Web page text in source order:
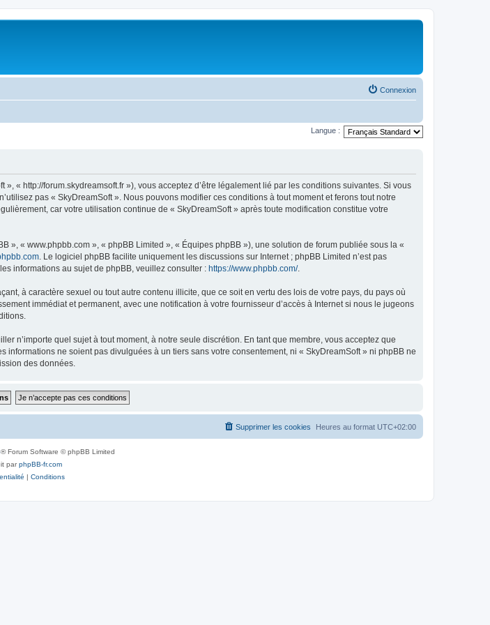
Connexion
Langue :
« http://forum.skydreamsoft.fr »), vous acceptez d’être légalement lié par les conditions suivantes. Si vous
pas « SkyDreamSoft ». Nous pouvons modifier ces conditions à tout moment et ferons tout notre
car votre utilisation continue de « SkyDreamSoft » après toute modification constitue votre
», « www.phpbb.com », « phpBB Limited », « Équipes phpBB »), une solution de forum publiée sous la «
. Le logiciel phpBB facilite uniquement les discussions sur Internet ; phpBB Limited n’est pas
informations au sujet de phpBB, veuillez consulter : https://www.phpbb.com/.
à caractère sexuel ou tout autre contenu illicite, que ce soit en vertu des lois de votre pays, du pays où
immédiat et permanent, avec une notification à votre fournisseur d’accès à Internet si nous le jugeons
n’importe quel sujet à tout moment, à notre seule discrétion. En tant que membre, vous acceptez que
ne soient pas divulguées à un tiers sans votre consentement, ni « SkyDreamSoft » ni phpBB ne
des données.
Heures au format UTC+02:00
Supprimer les cookies
® Forum Software © phpBB Limited
parphpBB-fr.com
| Conditions